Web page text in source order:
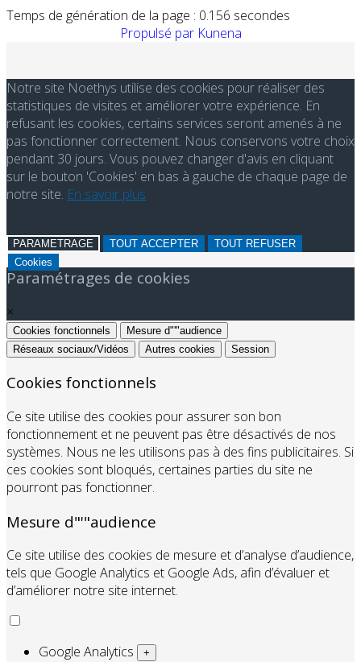
Temps de génération de la page : 0.156 secondes
Propulsé par Kunena
Notre site Noethys utilise des cookies pour réaliser des
statistiques de visites et améliorer votre expérience. En
refusant les cookies, certains services seront amenés à ne
pas fonctionner correctement. Nous conservons votre choix
pendant 30 jours. Vous pouvez changer d'avis en cliquant
sur le bouton 'Cookies' en bas à gauche de chaque page de
notre site. En savoir plus
PARAMETRAGE TOUT ACCEPTER
TOUT REFUSER
Cookies
Paramétrages de cookies
×
Cookies fonctionnels
Mesure d"'"audience
Réseaux sociaux/Vidéos
Autres cookies Session
Cookies fonctionnels
Ce site utilise des cookies pour assurer son bon
fonctionnement et ne peuvent pas être désactivés de nos
systèmes. Nous ne les utilisons pas à des fins publicitaires. Si
ces cookies sont bloqués, certaines parties du site ne
pourront pas fonctionner.
Mesure d"'"audience
Ce site utilise des cookies de mesure et d’analyse d’audience,
tels que Google Analytics et Google Ads, afin d’évaluer et
d’améliorer notre site internet.
Google Analytics +